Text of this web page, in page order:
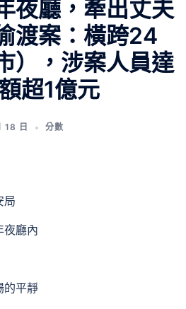
夜廳，牽出丈夫
渡案：橫跨24
），涉案人員達
超1億元
18 日 分數
局
夜廳內
的平靜